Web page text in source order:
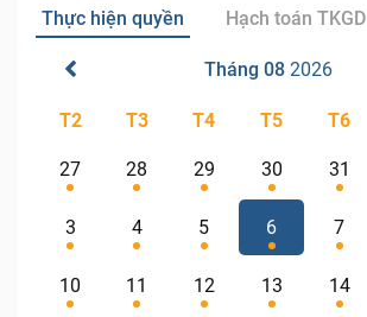
Thực hiện quyền Hạch toán TKGD
Tháng 08 2026
T2 T3 T4 T5 T6
27 28 29 30 31
3 4 5 6 7
10 11 12 13 14